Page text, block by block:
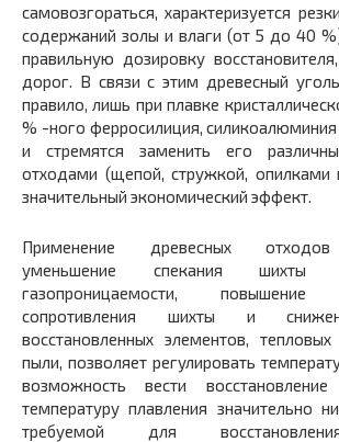
самовозгораться, характеризуется
содержаний золы и влаги (от 5 до 40
правильную дозировку
дорог. В связи с этим древесный
правило, лишь при плавке
% -ного ферросилиция, силикоалюминия
и стремятся заменить его
отходами (щепой, стружкой, опилками
значительный экономический эффект.
Применение древесных отходов
уменьшение спекания шихты
газопроницаемости, повышение
сопротивления шихты и
восстановленных элементов,
пыли, позволяет регулировать
возможность вести
температуру плавления значительно
требуемой для